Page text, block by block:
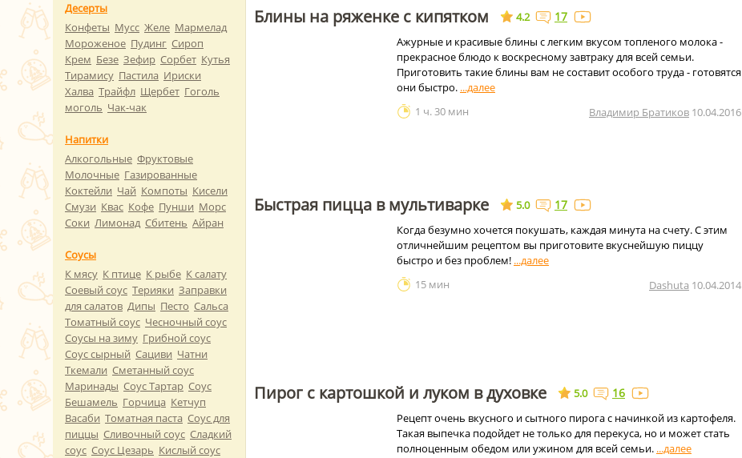
Блины на ряженке с кипятком 4.2 17
Ажурные и красивые блины с легким вкусом топленого молока -
прекрасное блюдо к воскресному завтраку для всей семьи.
Приготовить такие блины вам не составит особого труда - готовятся
они быстро.
1 ч. 30 мин
Владимир Братиков 10.04.2016
Быстрая пицца в мультиварке 5.0 17
Когда безумно хочется покушать, каждая минута на счету. С этим
отличнейшим рецептом вы приготовите вкуснейшую пиццу
быстро и без проблем!
15 мин
Dashuta 10.04.2014
Пирог с картошкой и луком в духовке 5.0 16
Рецепт очень вкусного и сытного пирога с начинкой из картофеля.
Такая выпечка подойдет не только для перекуса, но и может стать
полноценным обедом или ужином для всей семьи.
Десерты
Конфеты Мусс Желе Мармелад
Мороженое Пудинг Сироп
Крем Безе Зефир Сорбет Кутья
Тирамису Пастила Ириски
Халва Трайфл Щербет Гоголь
моголь Чак-чак
Напитки
Алкогольные Фруктовые
Молочные Газированные
Коктейли Чай Компоты Кисели
Смузи Квас Кофе Пунши Морс
Соки Лимонад Сбитень Айран
Соусы
К мясу К птице К рыбе К салату
Соевый соус Терияки Заправки
для салатов Дипы Песто Сальса
Томатный соус Чесночный соус
Соусы на зиму Грибной соус
Соус сырный Сациви Чатни
Ткемали Сметанный соус
Маринады Соус Тартар Соус
Бешамель Горчица Кетчуп
Васаби Томатная паста Соус для
пиццы Сливочный соус Сладкий
соус Соус Цезарь Кислый соус